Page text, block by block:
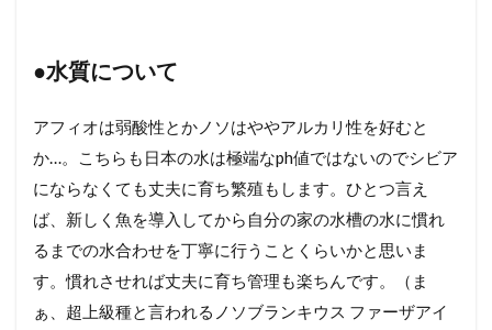
●水質について
アフィオは弱酸性とかノソはややアルカリ性を好むと
か…。こちらも日本の水は極端なph値ではないのでシビア
にならなくても丈夫に育ち繁殖もします。ひとつ言え
ば、新しく魚を導入してから自分の家の水槽の水に慣れ
るまでの水合わせを丁寧に行うことくらいかと思いま
す。慣れさせれば丈夫に育ち管理も楽ちんです。（ま
ぁ、超上級種と言われるノソブランキウス ファーザアイ